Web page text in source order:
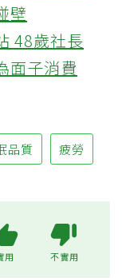
壁
48歲社長
面子消費
品質 疲勞
用 不實用